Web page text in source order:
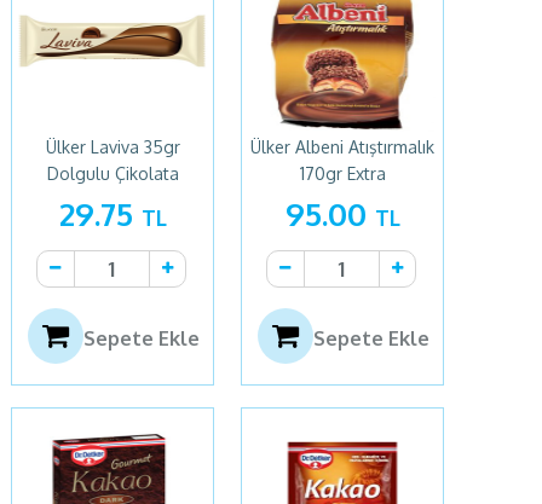
Ülker Laviva 35gr
Dolgulu Çikolata
29.75 TL
Sepete Ekle
Ülker Albeni Atıştırmalık
170gr Extra
95.00 TL
Sepete Ekle